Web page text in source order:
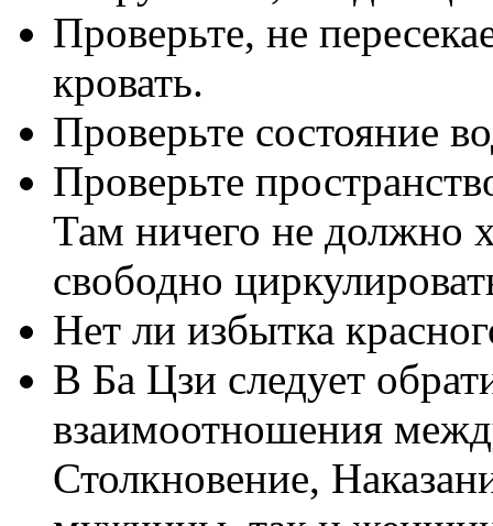
Проверьте, не
кровать.
Проверьте состояние
Проверьте
Там ничего не должно
свободно
Нет ли избытка
В Ба Цзи следует
взаимоотношения
Столкновение,